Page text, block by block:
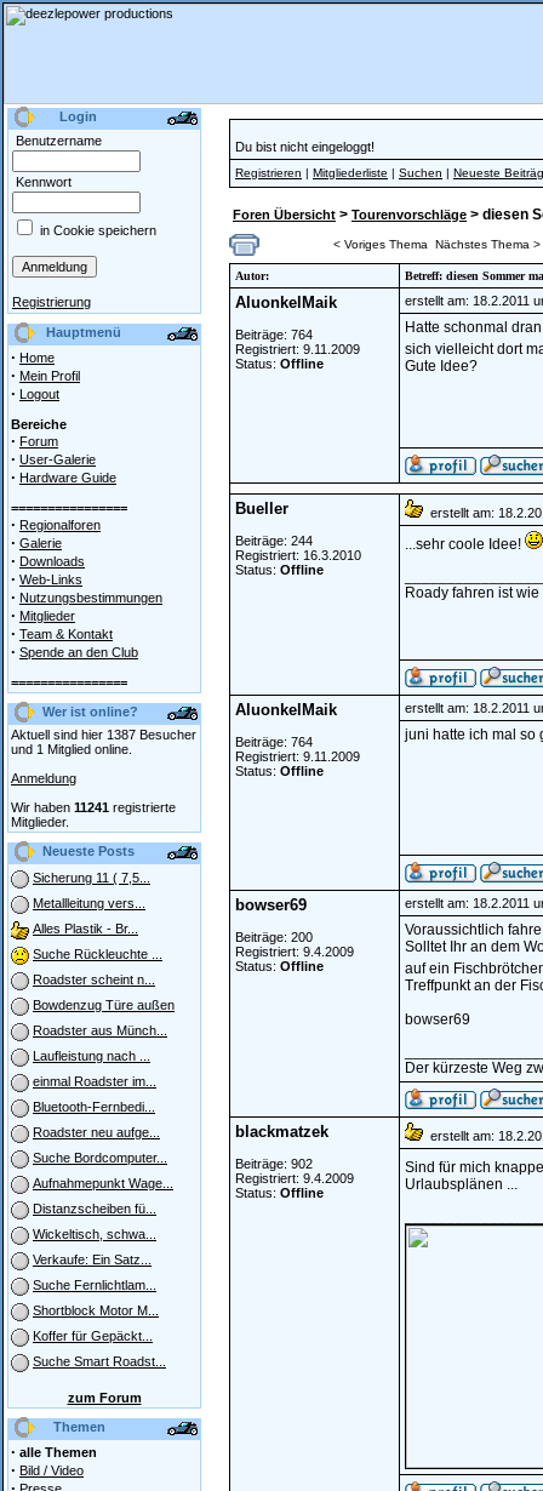
Login
Benutzername
Kennwort
in Cookie speichern
Registrierung
Hauptmenü
· Home
· Mein Profil
· Logout
Bereiche
· Forum
· User-Galerie
· Hardware Guide
================
· Regionalforen
· Galerie
· Downloads
· Web-Links
· Nutzungsbestimmungen
· Mitglieder
· Team & Kontakt
· Spende an den Club
================
Wer ist online?
Aktuell sind hier 1387 Besucher
und 1 Mitglied online.
Anmeldung
Wir haben 11241 registrierte
Mitglieder.
Neueste Posts
Sicherung 11 ( 7,5...
Metallleitung vers...
Alles Plastik - Br...
Suche Rückleuchte ...
Roadster scheint n...
Bowdenzug Türe außen
Roadster aus Münch...
Laufleistung nach ...
einmal Roadster im...
Bluetooth-Fernbedi...
Roadster neu aufge...
Suche Bordcomputer...
Aufnahmepunkt Wage...
Distanzscheiben fü...
Wickeltisch, schwa...
Verkaufe: Ein Satz...
Suche Fernlichtlam...
Shortblock Motor M...
Koffer für Gepäckt...
Suche Smart Roadst...
zum Forum
Themen
· alle Themen
· Bild / Video
Du bist nicht eingeloggt!
Registrieren | Mitgliederliste | Suchen | Neueste
Foren Übersicht > Tourenvorschläge > diesen
< Voriges Thema Nächstes Thema >
Autor: Betreff: diesen Sommer
AluonkelMaik
Beiträge: 764
Registriert: 9.11.2009
Status: Offline
erstellt am: 18.2.2011
Hatte schonmal
sich vielleicht dort
Gute Idee?
Bueller
Beiträge: 244
Registriert: 16.3.2010
Status: Offline
erstellt am:
...sehr coole Idee!
Roady fahren ist
AluonkelMaik
Beiträge: 764
Registriert: 9.11.2009
Status: Offline
erstellt am: 18.2.2011
juni hatte ich mal so
bowser69
Beiträge: 200
Registriert: 9.4.2009
Status: Offline
erstellt am: 18.2.2011
Voraussichtlich
Solltet Ihr an dem
auf ein
Treffpunkt an der
bowser69
Der kürzeste Weg
blackmatzek
Beiträge: 902
Registriert: 9.4.2009
Status: Offline
erstellt am:
Sind für mich
Urlaubsplänen ...